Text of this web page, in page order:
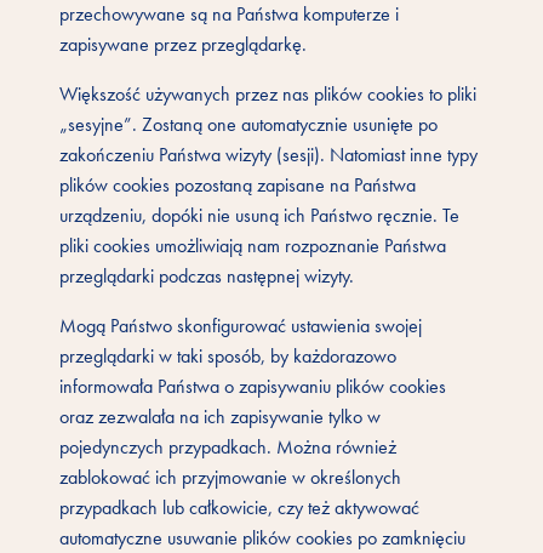
przechowywane są na Państwa komputerze i
zapisywane przez przeglądarkę.
Większość używanych przez nas plików cookies to pliki
„sesyjne”. Zostaną one automatycznie usunięte po
zakończeniu Państwa wizyty (sesji). Natomiast inne typy
plików cookies pozostaną zapisane na Państwa
urządzeniu, dopóki nie usuną ich Państwo ręcznie. Te
pliki cookies umożliwiają nam rozpoznanie Państwa
przeglądarki podczas następnej wizyty.
Mogą Państwo skonfigurować ustawienia swojej
przeglądarki w taki sposób, by każdorazowo
informowała Państwa o zapisywaniu plików cookies
oraz zezwalała na ich zapisywanie tylko w
pojedynczych przypadkach. Można również
zablokować ich przyjmowanie w określonych
przypadkach lub całkowicie, czy też aktywować
automatyczne usuwanie plików cookies po zamknięciu